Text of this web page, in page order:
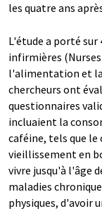
les quatre ans
L'étude a porté sur
infirmières
l'alimentation et la
chercheurs ont
questionnaires
incluaient la
caféine, tels que le
vieillissement en
vivre jusqu'à l'âge
maladies
physiques, d'avoir